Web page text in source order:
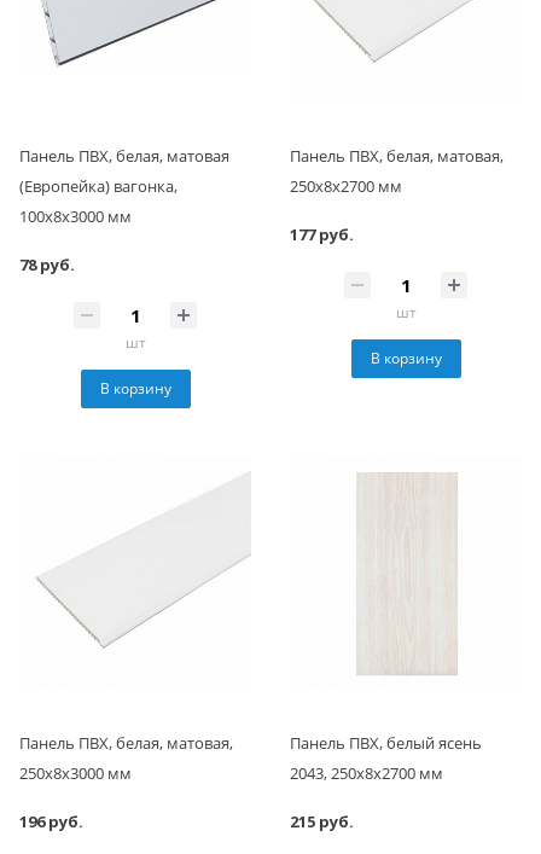
Панель ПВХ, белая, матовая
(Европейка) вагонка,
100x8x3000 мм
78 руб.
шт
В корзину
Панель ПВХ, белая, матовая,
250x8x2700 мм
177 руб.
шт
В корзину
Панель ПВХ, белая, матовая,
250x8x3000 мм
196 руб.
Панель ПВХ, белый ясень
2043, 250x8x2700 мм
215 руб.